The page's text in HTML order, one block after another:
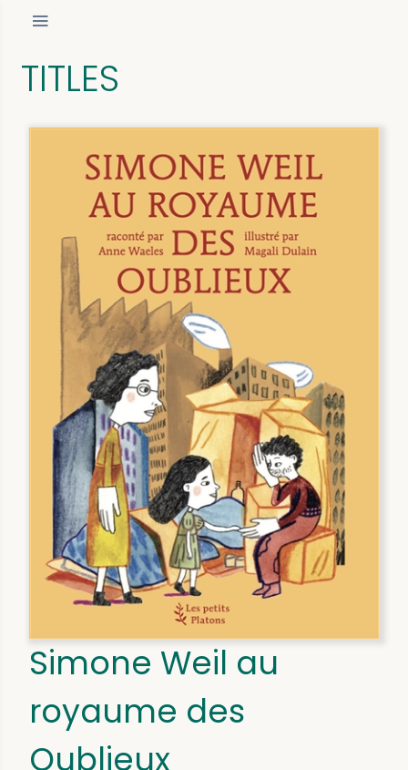
TITLES
Simone Weil au
royaume des
Oublieux